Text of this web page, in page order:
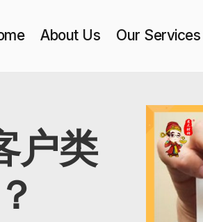
About Us Our Services
户类